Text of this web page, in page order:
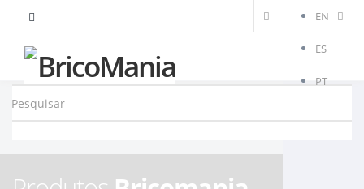
EN
ES
PT